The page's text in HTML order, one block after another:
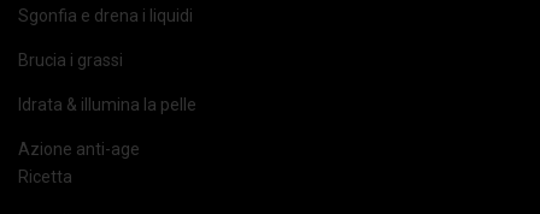
Sgonfia e drena i liquidi
Brucia i grassi
Idrata & illumina la pelle
Azione anti-age
Ricetta